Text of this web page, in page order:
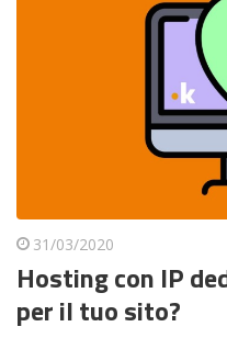
31/03/2020
Hosting con IP
per il tuo sito?